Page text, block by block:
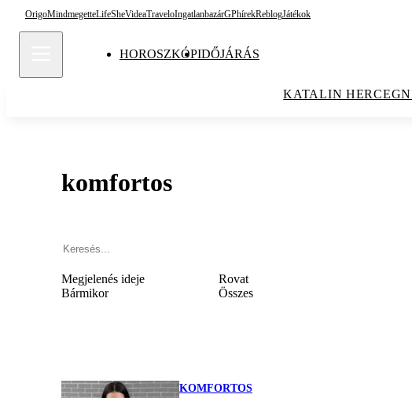
OrigoMindmegetteLifeSheVideaTraveloIngatlanbazárGPhírekReblogJátékok
HOROSZKÓPIDŐJÁRÁS
KATALIN
komfortos
Megjelenés ideje
Bármikor
Rovat
Összes
KOMFORTOS